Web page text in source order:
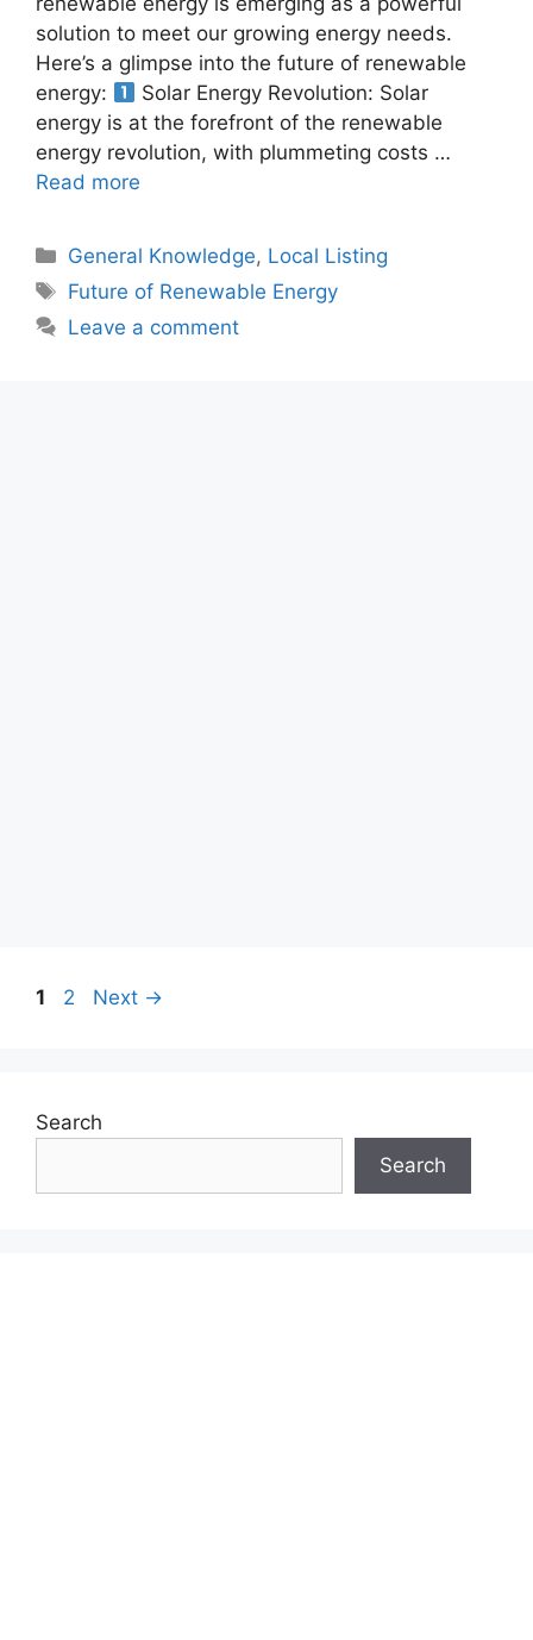
solution to meet our growing energy needs.
Here’s a glimpse into the future of renewable
energy:
Solar Energy Revolution: Solar
energy is at the forefront of the renewable
energy revolution, with plummeting costs …
Read more
Categories
General Knowledge, Local Listing
Tags
Future of Renewable Energy
Leave a comment
Page
1 Page
2 Next →
Search
Search